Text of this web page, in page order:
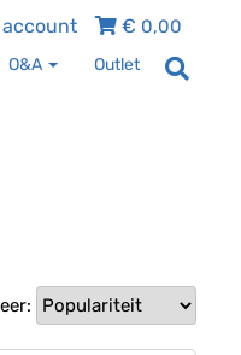
€ 0,00
account
O&A Outlet